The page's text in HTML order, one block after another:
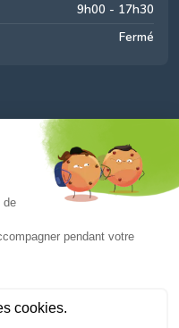
9h00 - 17h30
Fermé